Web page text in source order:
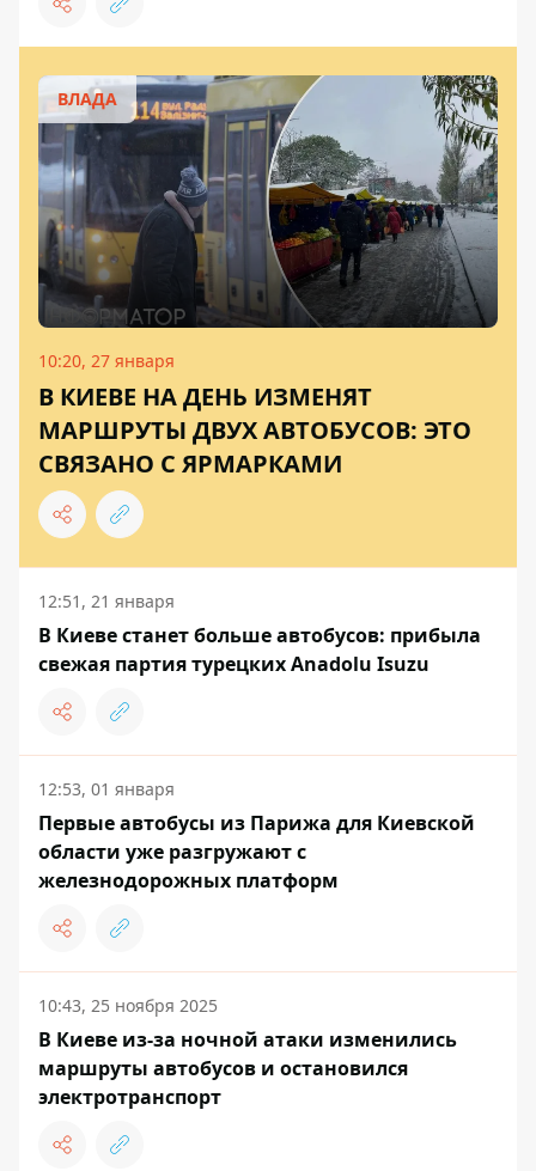
ВЛАДА
10:20, 27 января
В КИЕВЕ НА ДЕНЬ ИЗМЕНЯТ
МАРШРУТЫ ДВУХ АВТОБУСОВ: ЭТО
СВЯЗАНО С ЯРМАРКАМИ
12:51, 21 января
В Киеве станет больше автобусов: прибыла
свежая партия турецких Anadolu Isuzu
12:53, 01 января
Первые автобусы из Парижа для Киевской
области уже разгружают с
железнодорожных платформ
10:43, 25 ноября 2025
В Киеве из-за ночной атаки изменились
маршруты автобусов и остановился
электротранспорт